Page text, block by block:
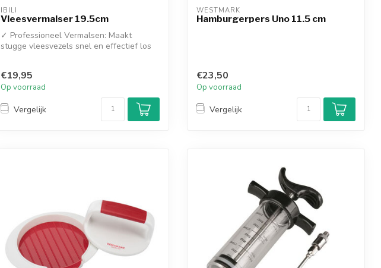
IBILI
Vleesvermalser 19.5cm
✓ Professioneel Vermalsen: Maakt
stugge vleesvezels snel en effectief los
€19,95
Op voorraad
Vergelijk
WESTMARK
Hamburgerpers Uno 11.5 cm
€23,50
Op voorraad
Vergelijk